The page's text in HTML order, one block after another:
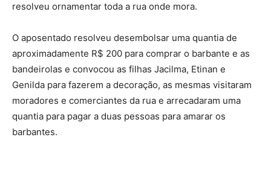
resolveu ornamentar toda a rua onde mora.
O aposentado resolveu desembolsar uma quantia de
aproximadamente R$ 200 para comprar o barbante e as
bandeirolas e convocou as filhas Jacilma, Etinan e
Genilda para fazerem a decoração, as mesmas visitaram
moradores e comerciantes da rua e arrecadaram uma
quantia para pagar a duas pessoas para amarar os
barbantes.